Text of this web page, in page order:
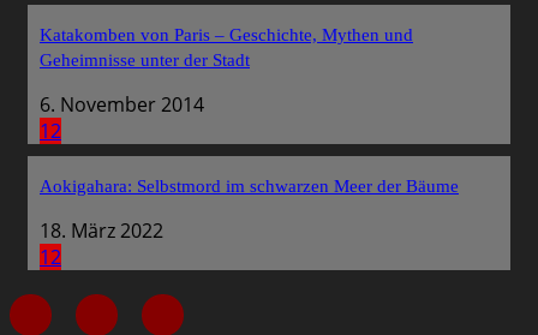
Katakomben von Paris – Geschichte, Mythen und
Geheimnisse unter der Stadt
6. November 2014
12
Aokigahara: Selbstmord im schwarzen Meer der Bäume
18. März 2022
12